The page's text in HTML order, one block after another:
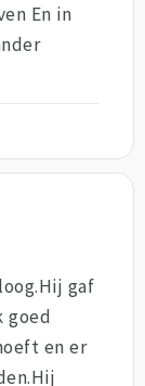
En in
gaf
goed
en er